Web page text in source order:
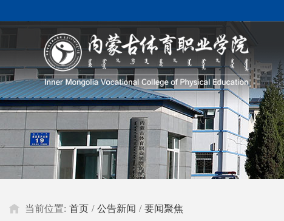
当前位置: 首页 / 公告新闻 / 要闻聚焦